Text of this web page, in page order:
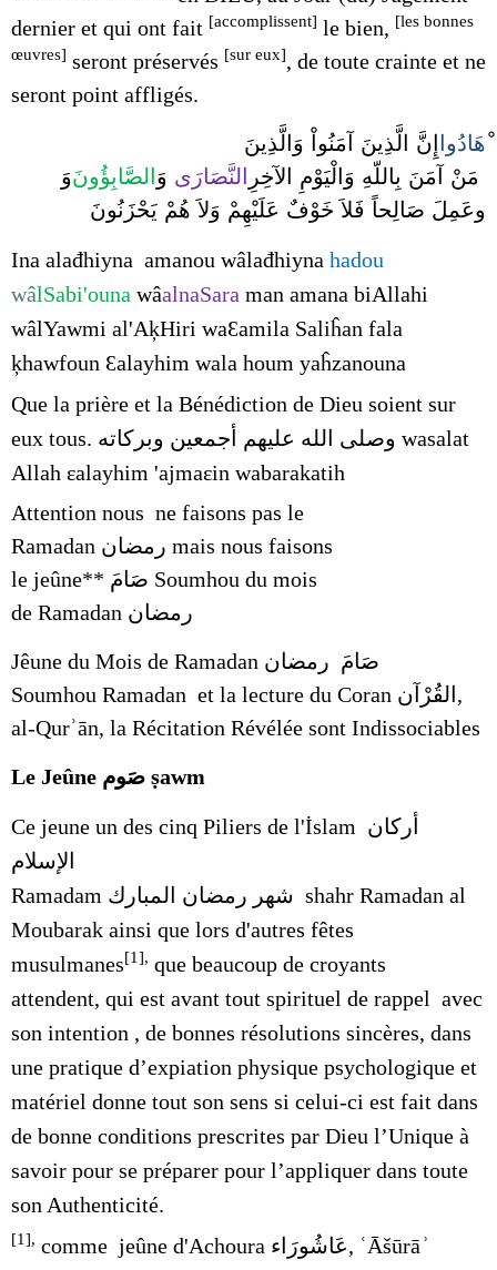
dernier et qui ont fait [accomplissent] le bien, [les bonnes
œuvres] seront préservés [sur eux], de toute crainte et ne
seront point affligés.
إِنَّ الَّذِينَ آمَنُواْ وَالَّذِينَ
هَادُوا
وَالصَّابِؤُونَ وَ النَّصَارَى مَنْ آمَنَ بِاللّهِ وَالْيَوْمِ الآخِرِ
وعَمِلَ صَالِحاً فَلاَ خَوْفٌ عَلَيْهِمْ وَلاَ هُمْ يَحْزَنُونَ
Ina alađhiyna amanou wâlađhiyna hadou
wâlSabi'ouna wâalnaSara man amana biAllahi
wâlYawmi al'AķHiri waƐamila Saliĥan fala
ķhawfoun Ɛalayhim wala houm yaĥzanouna
Que la prière et la Bénédiction de Dieu soient sur
wasalat
Allah εalayhim 'ajmaεin wabarakatih
Attention nous ne faisons pas le
Ramadan رمضان mais nous faisons
le jeûne** صَامَ Soumhou du mois
de Ramadan رمضان
Jêune du Mois de Ramadan صَامَ رمضان
Soumhou Ramadan et la lecture du Coran القُرْآن ,
al-Qurʾān, la Récitation Révélée sont Indissociables
Le Jeûne صَوم ṣawm
Ce jeune un des cinq Piliers de l'İslam أركان
الإسلام
Ramadam شهر رمضان المبارك shahr Ramadan al
Moubarak ainsi que lors d'autres fêtes
musulmanes[1], que beaucoup de croyants
attendent, qui est avant tout spirituel de rappel avec
son intention , de bonnes résolutions sincères, dans
une pratique d’expiation physique psychologique et
matériel donne tout son sens si celui-ci est fait dans
de bonne conditions prescrites par Dieu l’Unique à
savoir pour se préparer pour l’appliquer dans toute
son Authenticité.
[1], comme jeûne d'Achoura عَاشُورَاء, ʿĀšūrāʾ